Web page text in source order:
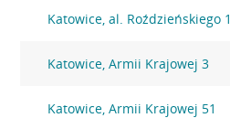
Katowice, al. Roździeńskiego 1
Katowice, Armii Krajowej 3
Katowice, Armii Krajowej 51